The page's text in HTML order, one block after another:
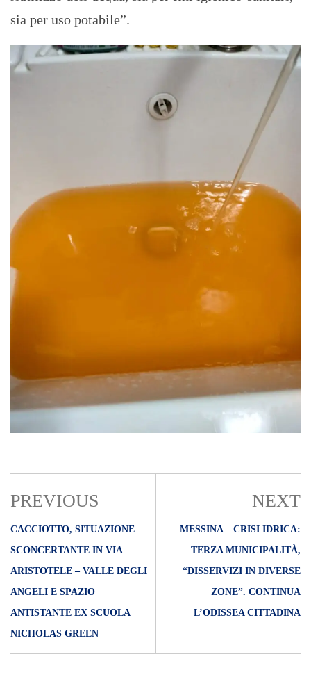
sia per uso potabile”.
PREVIOUS
CACCIOTTO, SITUAZIONE
SCONCERTANTE IN VIA
ARISTOTELE – VALLE DEGLI
ANGELI E SPAZIO
ANTISTANTE EX SCUOLA
NICHOLAS GREEN
NEXT
MESSINA – CRISI IDRICA:
TERZA MUNICIPALITÀ,
“DISSERVIZI IN DIVERSE
ZONE”. CONTINUA
L’ODISSEA CITTADINA